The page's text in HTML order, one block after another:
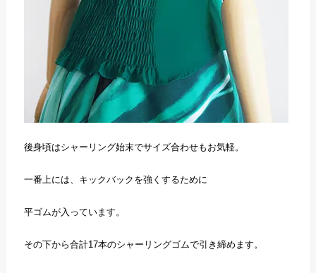
後身頃はシャーリング始末でサイズ合わせもお気軽。
一番上には、キックバックを強くするために
平ゴムが入っています。
その下から合計17本のシャーリングゴムで引き締めます。